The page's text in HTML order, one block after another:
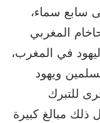
سابع سماء،
المغربي
في المغرب،
ويهود
للتبرك
ذلك مبالغ كبيرة